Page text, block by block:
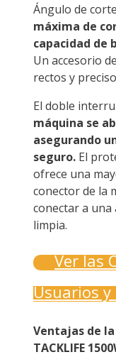
Ángulo de
máxima de
capacidad de
Un accesorio
rectos y
El doble
máquina se
asegurando
seguro. El
ofrece una
conector de la
conectar a
limpia.
Ver las
Usuarios y
Ventajas de
TACKLIFE